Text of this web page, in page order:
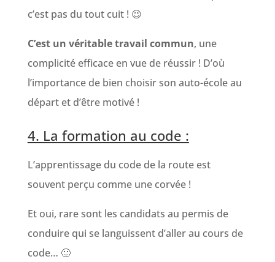
c’est pas du tout cuit ! 😉
C’est un véritable travail commun, une
complicité efficace en vue de réussir ! D’où
l’importance de bien choisir son auto-école au
départ et d’être motivé !
4. La formation au code :
L’apprentissage du code de la route est
souvent perçu comme une corvée !
Et oui, rare sont les candidats au permis de
conduire qui se languissent d’aller au cours de
code… 🙂